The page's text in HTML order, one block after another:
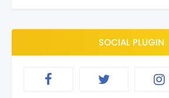
SOCIAL PLUGIN